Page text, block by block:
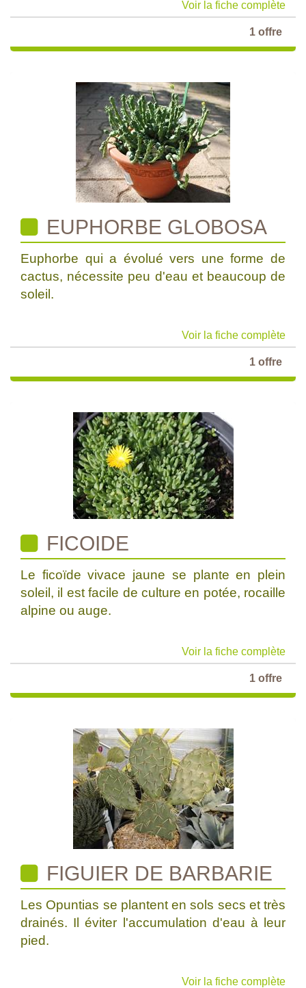
Voir la fiche complète
1 offre
EUPHORBE GLOBOSA
Euphorbe qui a évolué vers une forme de
cactus, nécessite peu d'eau et beaucoup de
soleil.
Voir la fiche complète
1 offre
FICOIDE
Le ficoïde vivace jaune se plante en plein
soleil, il est facile de culture en potée, rocaille
alpine ou auge.
Voir la fiche complète
1 offre
FIGUIER DE BARBARIE
Les Opuntias se plantent en sols secs et très
drainés. Il éviter l'accumulation d'eau à leur
pied.
Voir la fiche complète